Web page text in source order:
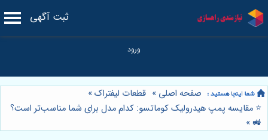
ثبت آگهی
صفحه اصلی » قطعات لیفتراک»
⭐️ مقایسه پمپ هیدرولیک کوماتسو: کدام مدل برای شما مناسب‌تر است؟
🚜
»